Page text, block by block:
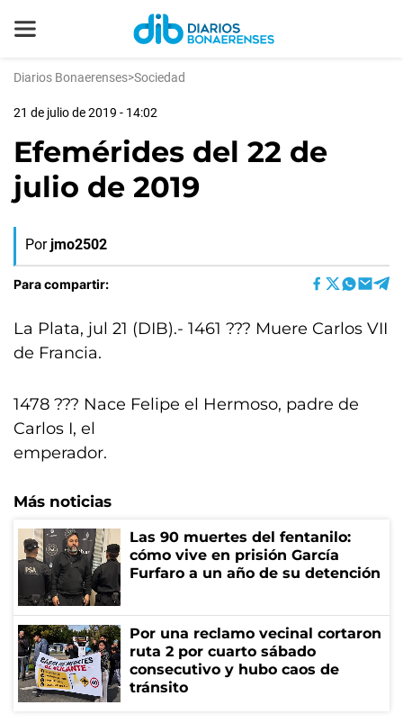
Diarios Bonaerenses>Sociedad
21 de julio de 2019 - 14:02
Efemérides del 22 de
julio de 2019
Por jmo2502
Para compartir:
La Plata, jul 21 (DIB).- 1461 ??? Muere Carlos VII
de Francia.
1478 ??? Nace Felipe el Hermoso, padre de
Carlos I, el
emperador.
Más noticias
Las 90 muertes del fentanilo:
cómo vive en prisión García
Furfaro a un año de su detención
Por una reclamo vecinal cortaron
ruta 2 por cuarto sábado
consecutivo y hubo caos de
tránsito